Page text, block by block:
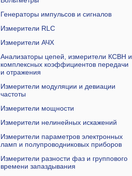
Генераторы импульсов и сигналов
Измерители RLC
Измерители АЧХ
Анализаторы цепей, измерители КСВН и
комплексных коэффициентов передачи
и отражения
Измерители модуляции и девиации
частоты
Измерители мощности
Измерители нелинейных искажений
Измерители параметров электронных
ламп и полупроводниковых приборов
Измерители разности фаз и группового
времени запаздывания